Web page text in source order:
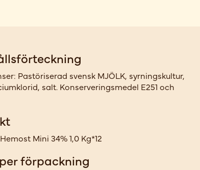
Pastöriserad svensk MJÖLK, syrningskultur,
salt. Konserveringsmedel E251 och
Mini 34% 1,0 Kg*12
förpackning